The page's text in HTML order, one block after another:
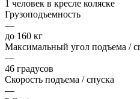
1 человек в кресле коляске
Грузоподъемность
—
до 160 кг
Максимальный угол подъема /
—
46 градусов
Скорость подъема / спуска
—